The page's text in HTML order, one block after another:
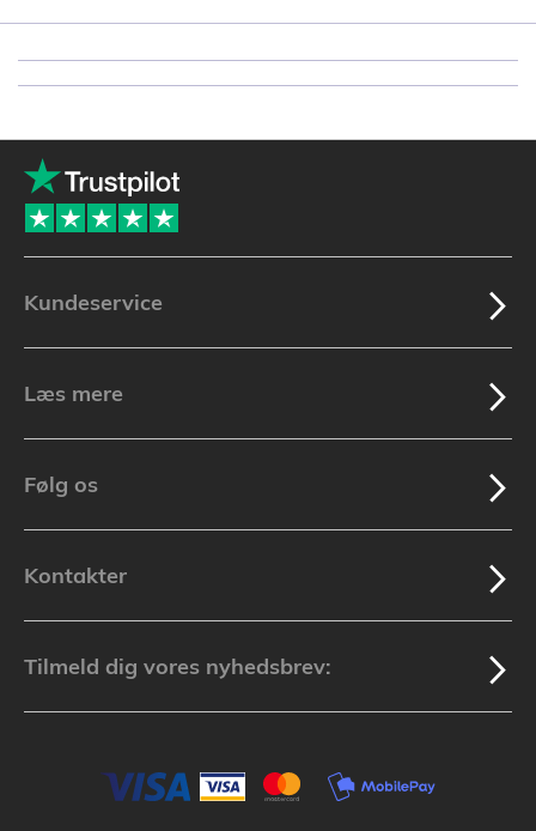
Kundeservice
Læs mere
Følg os
Kontakter
Tilmeld dig vores nyhedsbrev: